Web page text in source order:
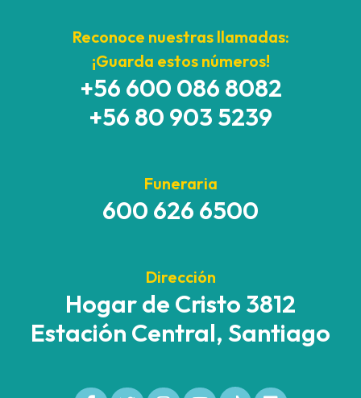
Reconoce nuestras llamadas:
¡Guarda estos números!
+56 600 086 8082
+56 80 903 5239
Funeraria
600 626 6500
Dirección
Hogar de Cristo 3812
Estación Central, Santiago